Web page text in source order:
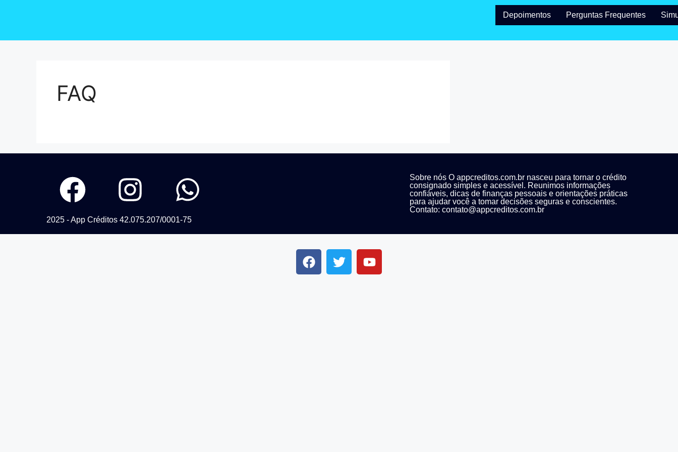
Depoimentos Perguntas Frequentes
FAQ
2025 - App Créditos 42.075.207/0001-75
Sobre nós O appcreditos.com.br nasceu para tornar o crédito
consignado simples e acessível. Reunimos informações
confiáveis, dicas de finanças pessoais e orientações práticas
para ajudar você a tomar decisões seguras e conscientes.
Contato: contato@appcreditos.com.br